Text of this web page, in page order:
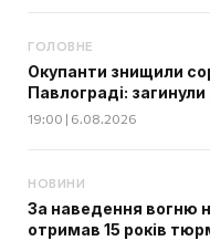
ГОЛОВНЕ
Окупанти знищили
Павлограді: загинули
19:00 | 6.08.2026
НОВИНИ
За наведення вогню
отримав 15 років